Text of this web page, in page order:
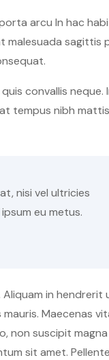
arcu In hac
malesuada sagittis
convallis neque.
tempus nibh
nisi vel ultricies
eu metus.
in hendrerit
Maecenas
non suscipit magna
sit amet.